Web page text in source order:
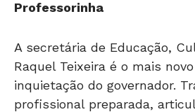
Professorinha
A secretária de Educação,
Raquel Teixeira é o mais
inquietação do governador.
profissional preparada,